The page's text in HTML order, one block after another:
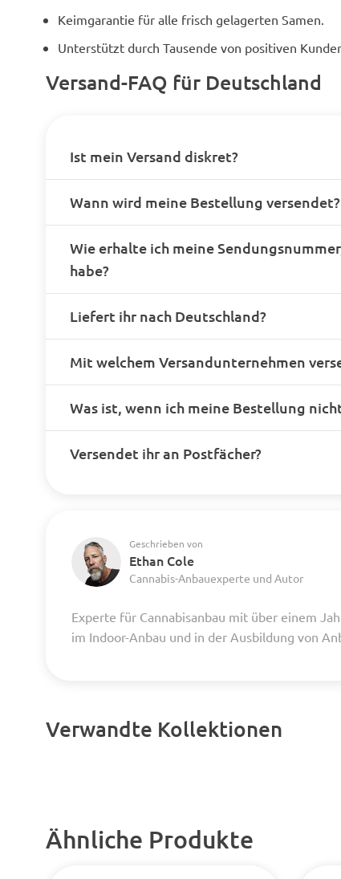
Keimgarantie für alle frisch gelagerten Samen.
Unterstützt durch Tausende von positiven
Versand-FAQ für Deutschland
Ist mein Versand diskret?
Wann wird meine Bestellung versendet?
Wie erhalte ich meine
habe?
Liefert ihr nach Deutschland?
Mit welchem Versandunternehmen
Was ist, wenn ich meine Bestellung
Versendet ihr an Postfächer?
Geschrieben von
Ethan Cole
Cannabis-Anbauexperte und Autor
Experte für Cannabisanbau mit über einem
im Indoor-Anbau und in der Ausbildung von
Verwandte Kollektionen
Ähnliche Produkte